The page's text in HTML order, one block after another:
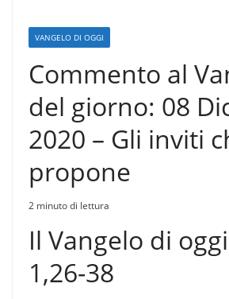
VANGELO DI OGGI
Commento al
del giorno: 08
2020 – Gli inviti
propone
2 minuto di lettura
Il Vangelo di
1,26-38